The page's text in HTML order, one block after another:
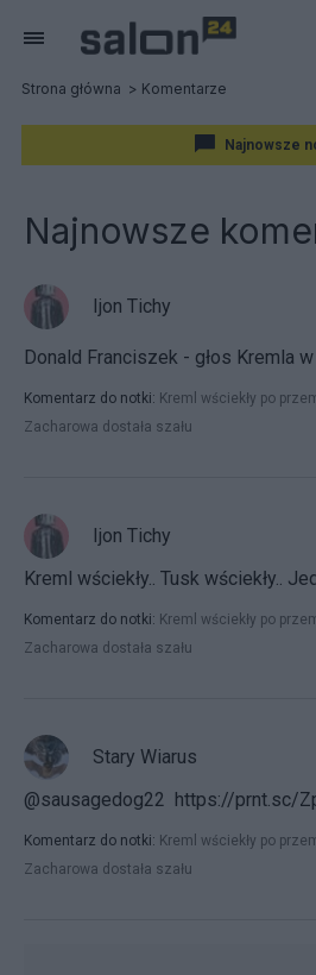
Strona główna Komentarze
Najnowsze
Najnowsze
Ijon Tichy
Donald Franciszek - głos Kremla
Komentarz do notki: Kreml wściekły po
Zacharowa dostała szału
Ijon Tichy
Kreml wściekły.. Tusk wściekły..
Komentarz do notki: Kreml wściekły po
Zacharowa dostała szału
Stary Wiarus
@sausagedog22 https://prnt.sc/
Komentarz do notki: Kreml wściekły po
Zacharowa dostała szału